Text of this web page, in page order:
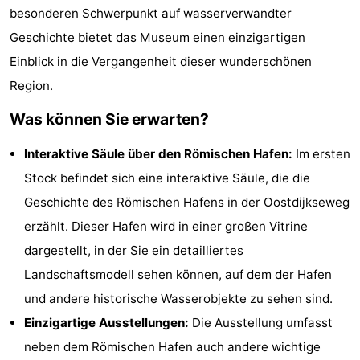
Oase
Duinoord
-
Ginsterveld
-
Julianahoeve
-
Livingstone
-
Port
-
Zélande
Resort
Schouwen
besonderen Schwerpunkt auf wasserverwandter
Geschichte bietet das Museum einen einzigartigen
Einblick in die Vergangenheit dieser wunderschönen
Region.
Was können Sie erwarten?
Interaktive Säule über den Römischen Hafen: Im ersten
Stock befindet sich eine interaktive Säule, die die
Geschichte des Römischen Hafens in der Oostdijkseweg
erzählt. Dieser Hafen wird in einer großen Vitrine
dargestellt, in der Sie ein detailliertes
Landschaftsmodell sehen können, auf dem der Hafen
und andere historische Wasserobjekte zu sehen sind.
Einzigartige Ausstellungen: Die Ausstellung umfasst
neben dem Römischen Hafen auch andere wichtige